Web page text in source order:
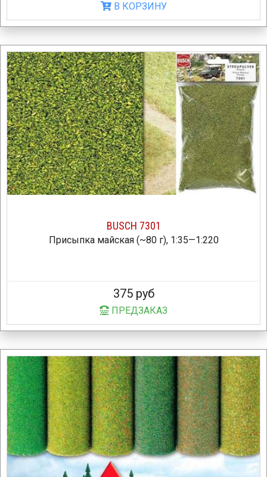
В КОРЗИНУ
BUSCH 7301
Присыпка майская (~80 г), 1:35—1:220
375 руб
ПРЕДЗАКАЗ